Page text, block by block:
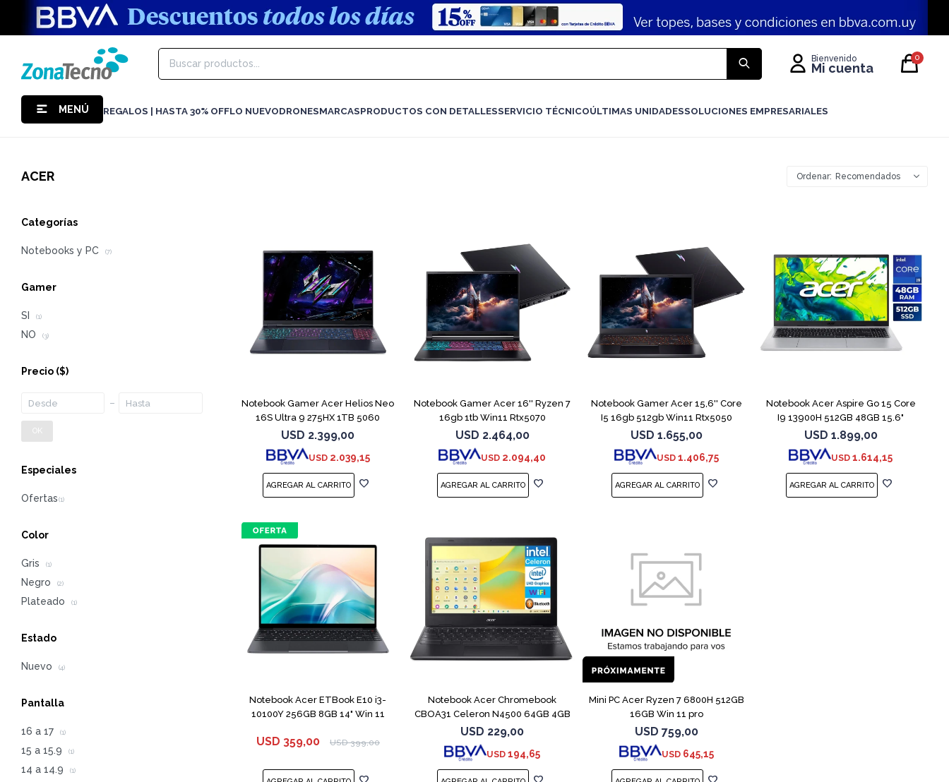
MENÚ REGALOS | HASTA 30% OFFLO NUEVODRONESMARCASPRODUCTOS CON DETALLESSERVICIO TÉCNICOÚLTIMAS UNIDADESSOLUCIONES EMPRESARIALES
0
ACER Recomendados
Notebook Gamer Acer Helios Neo
16S Ultra 9 275HX 1TB 5060
USD 2.399,00
USD 2.039,15
Notebook Gamer Acer 16'' Ryzen 7
16gb 1tb Win11 Rtx5070
USD 2.464,00
USD 2.094,40
Notebook Gamer Acer 15,6'' Core
I5 16gb 512gb Win11 Rtx5050
USD 1.655,00
USD 1.406,75
Notebook Acer Aspire Go 15 Core
I9 13900H 512GB 48GB 15.6"
USD 1.899,00
USD 1.614,15
Notebook Acer ETBook E10 i3-
10100Y 256GB 8GB 14" Win 11
USD 359,00 USD 399,00
Notebook Acer Chromebook
CBOA31 Celeron N4500 64GB 4GB
11.6"
USD 229,00
USD 194,65
Mini PC Acer Ryzen 7 6800H 512GB
16GB Win 11 pro
USD 759,00
USD 645,15
Categorías
Notebooks y PC (7)
Precio ($)
OK
Especiales
Gamer
SI (1)
NO (3)
Color
Gris (1)
Negro (2)
Plateado (1)
Estado
Nuevo (4)
Pantalla
16 a 17 (1)
15 a 15.9 (1)
14 a 14.9 (1)